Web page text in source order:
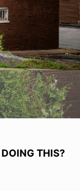
THIS?